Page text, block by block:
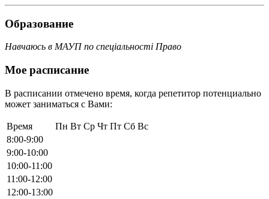
Образование
Навчаюсь в МАУП по спеціальності Право
Мое расписание
В расписании отмечено время, когда репетитор потенциально
может заниматься с Вами:
Время Пн Вт Ср Чт Пт Сб Вс
8:00-9:00
9:00-10:00
10:00-11:00
11:00-12:00
12:00-13:00